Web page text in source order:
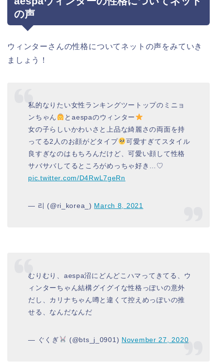
の声
ウィンターさんの性格についてネットの声をみていき
ましょう！
私的なりたい女性ランキングツートップのミニョ
ンちゃん
とaespaのウィンター
女の子らしいかわいさと上品な綺麗さの両面を持
ってる2人のお顔がどタイプ
可愛すぎてスタイル
良すぎなのはもちろんだけど、可愛い顔して性格
サバサバしてるところがめっちゃ好き…♡
pic.twitter.com/D4RwL7geRn
— 리 (@ri_korea_) March 8, 2021
むりむり、aespa沼にどんどこハマってきてる、ウ
ィンターちゃん結構グイグイな性格っぽいの意外
だし、カリナちゃん噂と違くて控えめっぽいの推
せる、なんだなんだ
— ぐくぎ (@bts_j_0901) November 27, 2020